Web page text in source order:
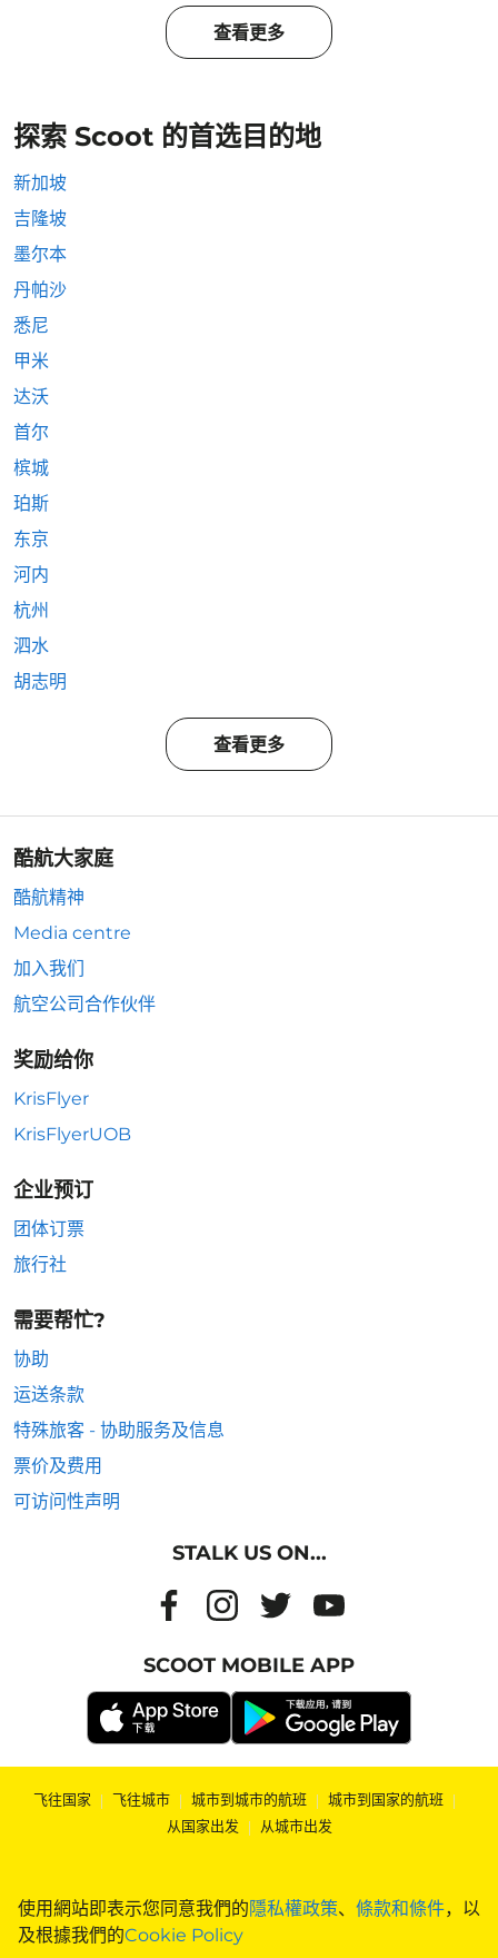
使用網站即表示您同意我們的隱私權政策、 條款和條件，以
及根據我們的Cookie Policy
查看更多
探索 Scoot 的首选目的地
新加坡
吉隆坡
墨尔本
丹帕沙
悉尼
甲米
达沃
首尔
槟城
珀斯
东京
河内
杭州
泗水
胡志明
查看更多
酷航大家庭
酷航精神
Media centre
加入我们
航空公司合作伙伴
奖励给你
KrisFlyer
KrisFlyerUOB
企业预订
团体订票
旅行社
需要帮忙?
协助
运送条款
特殊旅客 - 协助服务及信息
票价及费用
可访问性声明
STALK US ON...
SCOOT MOBILE APP
飞往国家 | 飞往城市 | 城市到城市的航班 | 城市到国家的航班 |
从国家出发 | 从城市出发